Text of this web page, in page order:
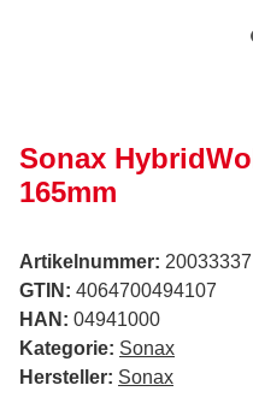
Sonax
165mm
Artikelnummer: 20033337
GTIN: 4064700494107
HAN: 04941000
Kategorie: Sonax
Hersteller: Sonax